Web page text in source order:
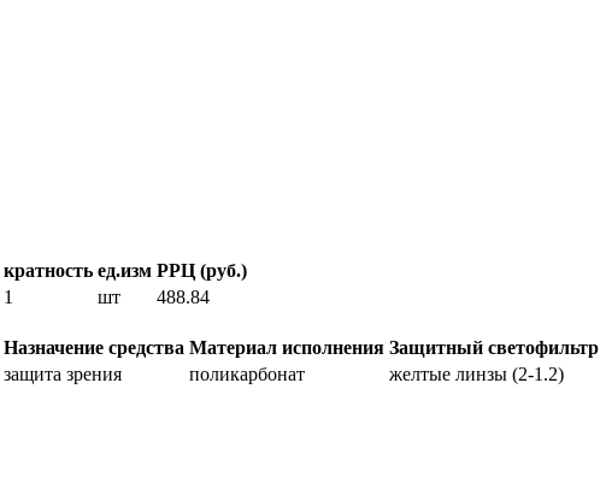
кратность ед.изм РРЦ (руб.)
1 шт
488.84
Назначение средства Материал исполнения Защитный светофильтр
защита зрения поликарбонат
желтые линзы (2-1.2)